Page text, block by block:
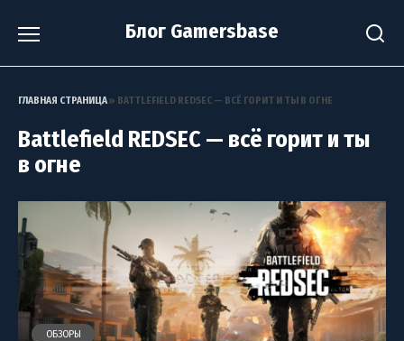
Блог Gamersbase
ГЛАВНАЯ СТРАНИЦА» BATTLEFIELD REDSEC — ВСЁ ГОРИТ И ТЫ В ОГНЕ
Battlefield REDSEC — всё горит и ты
в огне
ОБЗОРЫ